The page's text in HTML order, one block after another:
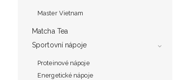
Master Vietnam
Matcha Tea
Sportovní nápoje
Proteinové nápoje
Energetické nápoje